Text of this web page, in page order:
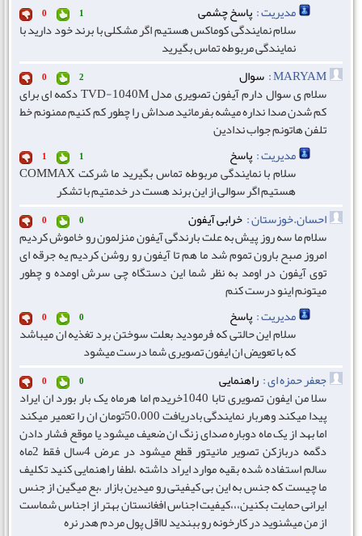
مدیریت :پاسخ چشمی 1
0
سلام نمایندگی کوماکس هستیم اگر مشکلی با برند خود دارید با
نمایندگی مربوطه تماس بگیرید
MARYAM : سوال 2
0
سلام ی سوال دارم آیفون تصویری مدل TVD-1040M دکمه ای برای
کم شدن صدا نداره میشه بفرمائید صداش را چطور کم کنیم ممنونم خط
تلفن هاتونم جواب ندادین
مدیریت :پاسخ 1
1
سلام با نمایندگی مربوطه تماس بگیرید ما شرکت COMMAX
هستیم اگر سوالی از این برند هست در خدمتیم با تشکر
احسان.خوزستان : خرابی آیفون 0
0
سلام ما سه روز پیش به علت بارندگی آیفون منزلمون رو خاموش کردیم
امروز صبح بارون تموم شد ما هم تا آیفون رو روشن کردیم یه جرقه ای
توی آیفون در اومد به نظر شما این دستگاه چی سرش اومده و چطور
میتونم اینو درست کنم
مدیریت :پاسخ 0
0
سلام این حالتی که فرمودید بعلت سوختن برد تغذیه ان میباشد
که با تعویض ان ایفون تصویری شما درست میشود
جعفر حمزه ای : راهنمایی 0
0
سلا من ایفون تصویری تابا 1040خریدم اما هرماه یک بار بورد ان ایراد
پیدا میکند وهربار نمایندگی بادریافت 50،000تومان ان را تعمیر میکند
اما بهد از یک ماه دوباره صدای زنگ ان ضعیف میشود یا موقع فشار دادن
دگمه دربازکن تصویر مانیتور قطع میشود در عرض 4سال فقط 2ماه
سالم استفاده شده بقیه موارد ایراد داشته ،لطفا راهنمایی کنید تکلیف
ما چیست که جنس به این بی کیفیتی رو میدین بازار ،بع میگین از جنس
ایرانی حمایت بکنین،،،کیفیت اجناس افغانستان بهتر از اجناس شماست
از من میشنوید در کارخونه رو ببندید لااقل پول مردم هدر نره